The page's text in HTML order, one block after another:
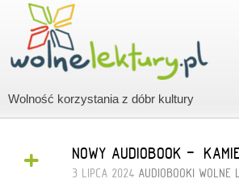
Wolność korzystania z dóbr kultury
+ NOWY AUDIOBOOK -
3 LIPCA 2024 AUDIOBOOKI WOLNE